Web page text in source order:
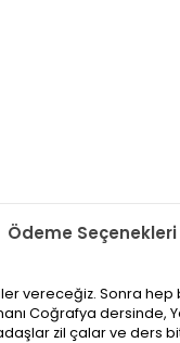
Ödeme Seçenekleri
vereceğiz. Sonra
Coğrafya
zil çalar ve ders